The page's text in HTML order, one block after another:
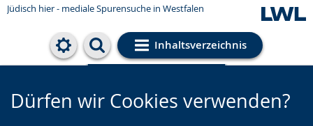
Jüdisch hier - mediale Spurensuche in Westfalen
Inhaltsverzeichnis
Cookie-Einstellungen
Dürfen wir Cookies verwenden?